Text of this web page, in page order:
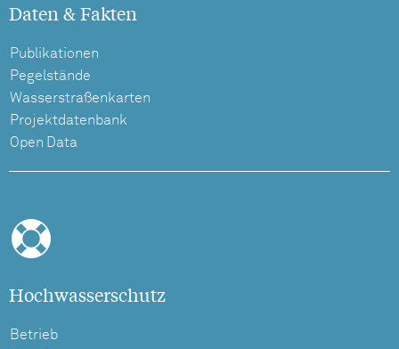
Daten & Fakten
Publikationen
Pegelstände
Wasserstraßenkarten
Projektdatenbank
Open Data
Hochwasserschutz
Betrieb